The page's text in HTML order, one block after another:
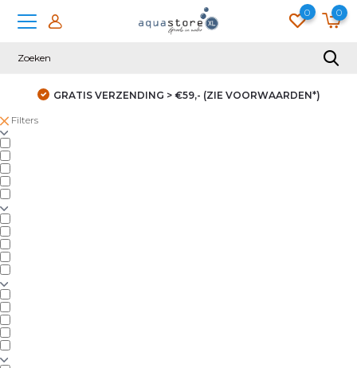
0 0
GRATIS VERZENDING > €59,- (ZIE VOORWAARDEN*)
Filters